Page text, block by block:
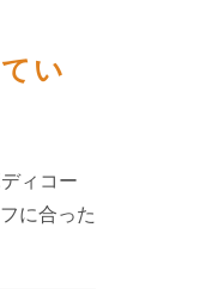
い
ィコー
に合った